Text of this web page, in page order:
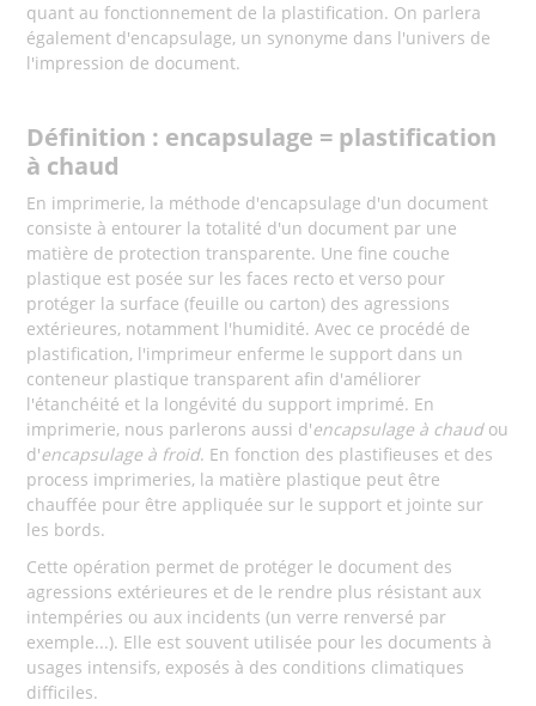
quant au fonctionnement de la plastification. On parlera
également d'encapsulage, un synonyme dans l'univers de
l'impression de document.
Définition : encapsulage = plastification
à chaud
En imprimerie, la méthode d'encapsulage d'un document
consiste à entourer la totalité d'un document par une
matière de protection transparente. Une fine couche
plastique est posée sur les faces recto et verso pour
protéger la surface (feuille ou carton) des agressions
extérieures, notamment l'humidité. Avec ce procédé de
plastification, l'imprimeur enferme le support dans un
conteneur plastique transparent afin d'améliorer
l'étanchéité et la longévité du support imprimé. En
imprimerie, nous parlerons aussi d'encapsulage à chaudou
d'encapsulage à froid. En fonction des plastifieuses et des
process imprimeries, la matière plastique peut être
chauffée pour être appliquée sur le support et jointe sur
les bords.
Cette opération permet de protéger le document des
agressions extérieures et de le rendre plus résistant aux
intempéries ou aux incidents (un verre renversé par
exemple...). Elle est souvent utilisée pour les documents à
usages intensifs, exposés à des conditions climatiques
difficiles.